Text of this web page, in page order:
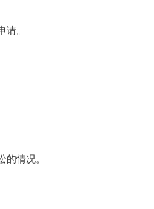
。
情况。